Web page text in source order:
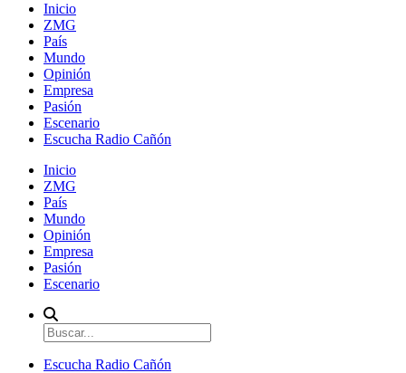
Inicio
ZMG
País
Mundo
Opinión
Empresa
Pasión
Escenario
Escucha Radio Cañón
Inicio
ZMG
País
Mundo
Opinión
Empresa
Pasión
Escenario
Escucha Radio Cañón